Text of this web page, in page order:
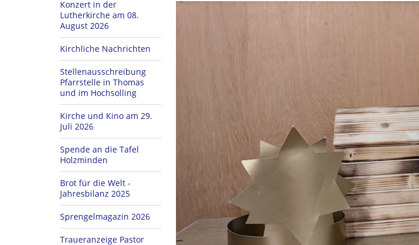
Konzert in der
Lutherkirche am 08.
August 2026
Kirchliche Nachrichten
Stellenausschreibung
Pfarrstelle in Thomas
und im Hochsolling
Kirche und Kino am 29.
Juli 2026
Spende an die Tafel
Holzminden
Brot für die Welt -
Jahresbilanz 2025
Sprengelmagazin 2026
Traueranzeige Pastor